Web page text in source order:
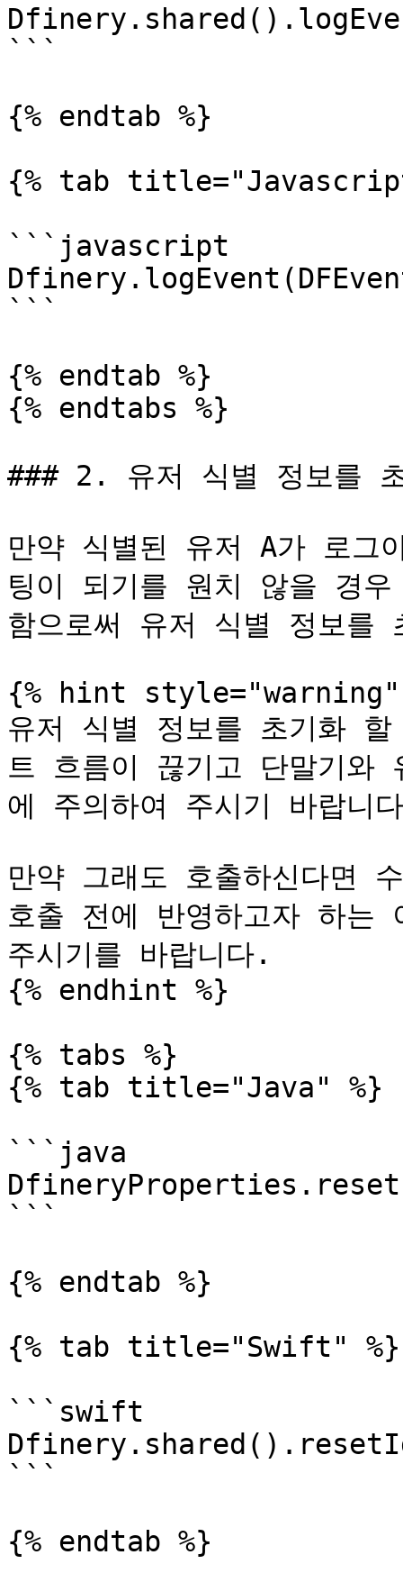
```
{% endtab %}
{% tab
```javascript
```
{% endtab %}
{% endtabs %}
### 2. 유저 식별 정보를
만약 식별된 유저 A가 로그
팅이 되기를 원치 않을
함으로써 유저 식별 정보를
{% hint style="warning"
유저 식별 정보를 초기화
트 흐름이 끊기고 단말기와
에 주의하여 주시기 바랍니
만약 그래도 호출하신다면
호출 전에 반영하고자 하는
주시기를 바랍니다.
{% endhint %}
{% tabs %}
{% tab title="Java" %}
```java
```
{% endtab %}
{% tab title="Swift" %}
```swift
```
{% endtab %}